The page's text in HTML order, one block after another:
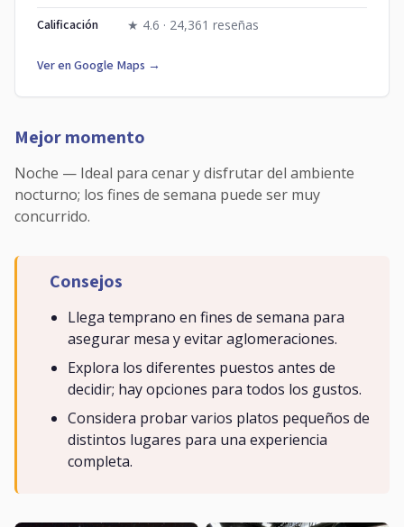
Calificación ★ 4.6 · 24,361 reseñas
Ver en Google Maps →
Mejor momento
Noche — Ideal para cenar y disfrutar del ambiente
nocturno; los fines de semana puede ser muy
concurrido.
Consejos
Llega temprano en fines de semana para
asegurar mesa y evitar aglomeraciones.
Explora los diferentes puestos antes de
decidir; hay opciones para todos los gustos.
Considera probar varios platos pequeños de
distintos lugares para una experiencia
completa.